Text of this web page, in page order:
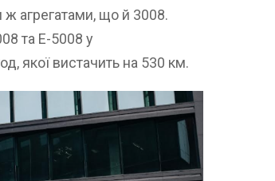
ж агрегатами, що й 3008.
та Е-5008 у
якої вистачить на 530 км.